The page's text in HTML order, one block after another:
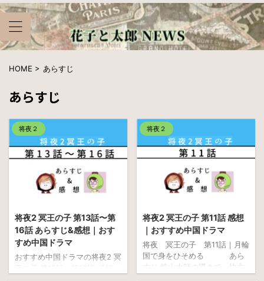
HOME > あらすじ
あらすじ
将夜２
将夜2 冥王の子 第13話〜第
16話 あらすじ&感想｜おす
すめ中国ドラマ
おすすめ中国ドラマの将夜2 冥
将夜２
将夜2 冥王の子 第11話 感想
｜おすすめ中国ドラマ
将夜 冥王の子 第11話｜月輪
国で身をひそめる あら
すじ 岐山大師の導きで、快方